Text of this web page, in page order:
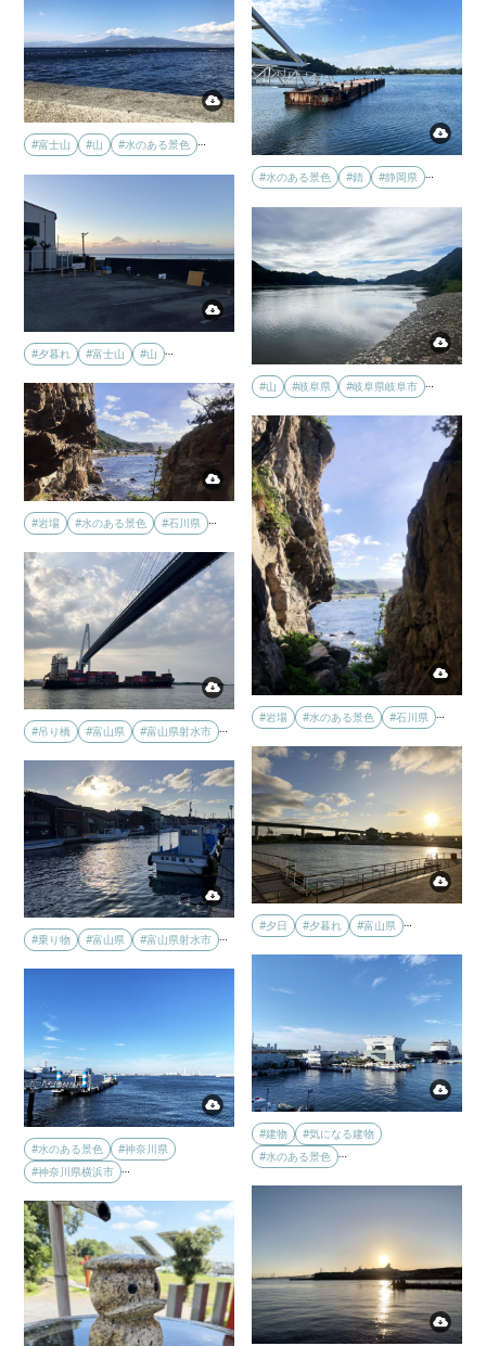
#富士山 #山 #水のある景色 …
#水のある景色 #錆 #静岡県 …
#夕暮れ #富士山 #山
#山 #岐阜県 #岐阜県岐阜市
#岩場 #水のある景色 #石川県 …
#岩場 #水のある景色 #石川県 …
#吊り橋
#富山県 #富山県射水市 …
#夕日 #夕暮れ #富山県 …
#乗り物
#富山県 #富山県射水市 …
#建物
#気になる建物
#水のある景色 …
#水のある景色
#神奈川県
#神奈川県横浜市